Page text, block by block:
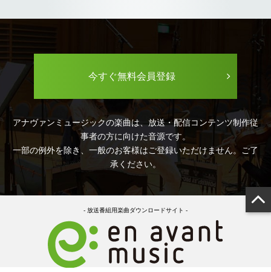
今すぐ無料会員登録
アナヴァンミュージックの楽曲は、放送・配信コンテンツ制作従
事者の方に向けた音源です。
一部の例外を除き、一般のお客様はご登録いただけません。ご了
承ください。
- 放送番組用楽曲ダウンロードサイト -